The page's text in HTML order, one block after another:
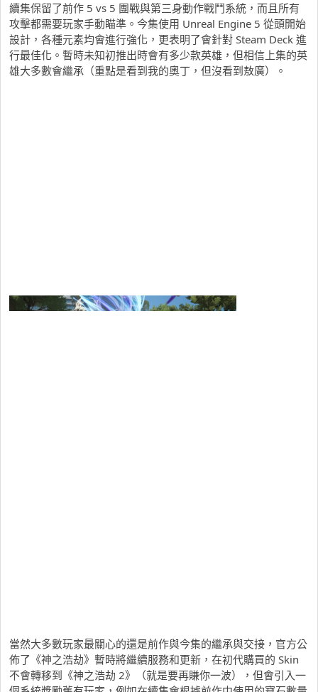
續集保留了前作 5 vs 5 團​​戰與第三身動作戰鬥系統，而且所有
攻擊都需要玩家手動瞄準。今集使用 Unreal Engine 5 從頭開始
設計，各種元素均會進行強化，更表明了會針對 Steam Deck 進
行最佳化。暫時未知初推出時會有多少款英雄，但相信上集的英
雄大多數會繼承（重點是看到我的奧丁，但沒看到敖廣）。
當然大多數玩家最關心的還是前作與今集的繼承與交接，官方公
佈了《神之浩劫》暫時將繼續服務和更新，在初代購買的 Skin
不會轉移到《神之浩劫 2》（就是要再賺你一波），但會引入一